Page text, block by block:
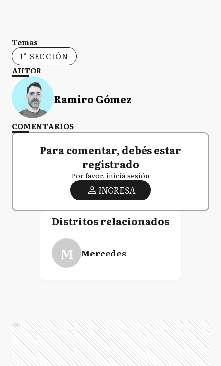
Temas
1° SECCIÓN
AUTOR
Ramiro Gómez
COMENTARIOS
Para comentar, debés estar
registrado
Por favor, iniciá sesión
INGRESA
Distritos relacionados
M Mercedes
Ads